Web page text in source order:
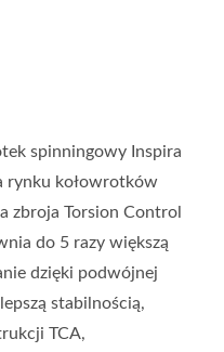
spinningowy Inspira
rynku kołowrotków
zbroja Torsion Control
do 5 razy większą
dzięki podwójnej
stabilnością,
TCA,